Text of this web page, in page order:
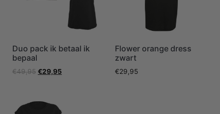
Duo pack ik betaal ik
bepaal
€49,95 €29,95
Flower orange dress
zwart
€29,95